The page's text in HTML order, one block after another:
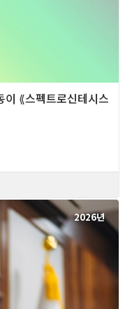
⟪스펙트로신테시스
2026년